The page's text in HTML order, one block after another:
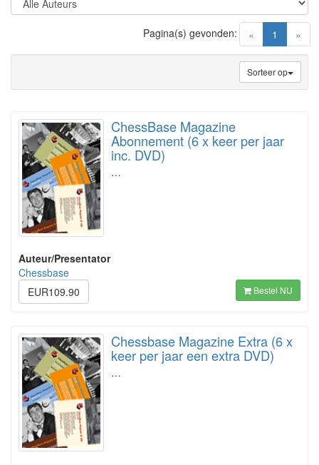
« 1 (current)
»
Pagina(s) gevonden:
Sorteer op
ChessBase Magazine
Abonnement (6 x keer per jaar
inc. DVD)
…
Auteur/Presentator
Chessbase
EUR109.90
Bestel NU
Chessbase Magazine Extra (6 x
keer per jaar een extra DVD)
…